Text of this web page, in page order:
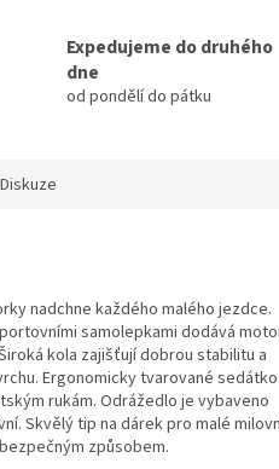
Expedujeme do druhého
dne
od pondělí do pátku
Diskuze
nadchne každého malého jezdce.
samolepkami dodává
kola zajišťují dobrou stabilitu a
Ergonomicky tvarované
rukám. Odrážedlo je vybaveno
Skvělý tip na dárek pro malé
způsobem.